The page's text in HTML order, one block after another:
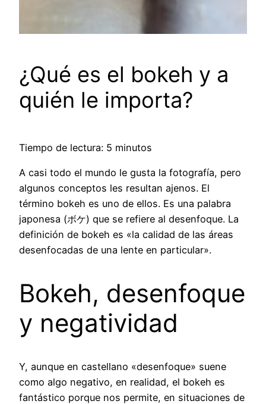
¿Qué es el bokeh y a
quién le importa?
Tiempo de lectura: 5 minutos
A casi todo el mundo le gusta la fotografía, pero
algunos conceptos les resultan ajenos. El
término bokeh es uno de ellos. Es una palabra
japonesa (ボケ) que se refiere al desenfoque. La
definición de bokeh es «la calidad de las áreas
desenfocadas de una lente en particular».
Bokeh, desenfoque
y negatividad
Y, aunque en castellano «desenfoque» suene
como algo negativo, en realidad, el bokeh es
fantástico porque nos permite, en situaciones de